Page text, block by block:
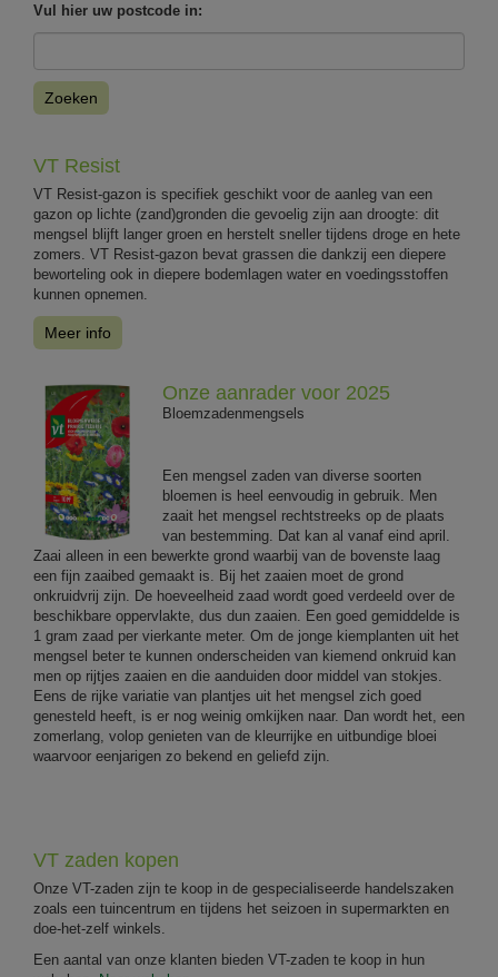
Vul hier uw postcode in:
Zoeken
VT Resist
VT Resist-gazon is specifiek geschikt voor de aanleg van een
gazon op lichte (zand)gronden die gevoelig zijn aan droogte: dit
mengsel blijft langer groen en herstelt sneller tijdens droge en hete
zomers. VT Resist-gazon bevat grassen die dankzij een diepere
beworteling ook in diepere bodemlagen water en voedingsstoffen
kunnen opnemen.
Meer info
Onze aanrader voor 2025
Bloemzadenmengsels
Een mengsel zaden van diverse soorten
bloemen is heel eenvoudig in gebruik. Men
zaait het mengsel rechtstreeks op de plaats
van bestemming. Dat kan al vanaf eind april.
Zaai alleen in een bewerkte grond waarbij van de bovenste laag
een fijn zaaibed gemaakt is. Bij het zaaien moet de grond
onkruidvrij zijn. De hoeveelheid zaad wordt goed verdeeld over de
beschikbare oppervlakte, dus dun zaaien. Een goed gemiddelde is
1 gram zaad per vierkante meter. Om de jonge kiemplanten uit het
mengsel beter te kunnen onderscheiden van kiemend onkruid kan
men op rijtjes zaaien en die aanduiden door middel van stokjes.
Eens de rijke variatie van plantjes uit het mengsel zich goed
genesteld heeft, is er nog weinig omkijken naar. Dan wordt het, een
zomerlang, volop genieten van de kleurrijke en uitbundige bloei
waarvoor eenjarigen zo bekend en geliefd zijn.
VT zaden kopen
Onze VT-zaden zijn te koop in de gespecialiseerde handelszaken
zoals een tuincentrum en tijdens het seizoen in supermarkten en
doe-het-zelf winkels.
Een aantal van onze klanten bieden VT-zaden te koop in hun